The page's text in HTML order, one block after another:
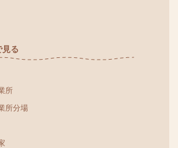
見る
所
所分場